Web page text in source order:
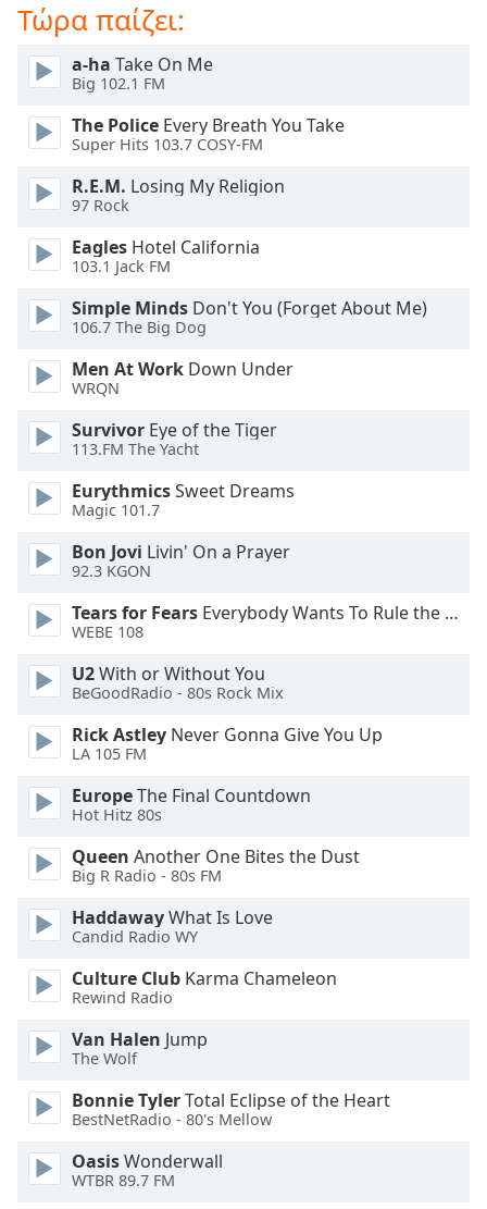
dialog
window.
cancel
close
window.
Color
Opacity
Color
Opacity
Caption
Area
Background
Color
Opacity
Font
Edge
Family
Reset
Done
Close
Modal
Dialog
Τώρα παίζει:
a-ha Take On Me
Big 102.1 FM
The Police Every Breath You Take
Super Hits 103.7 COSY-FM
R.E.M. Losing My Religion
97 Rock
Eagles Hotel California
103.1 Jack FM
Simple Minds Don't You (Forget About Me)
106.7 The Big Dog
Men At Work Down Under
WRQN
Survivor Eye of the Tiger
113.FM The Yacht
EurythmicsSweet Dreams
Magic 101.7
Bon Jovi Livin' On a Prayer
92.3 KGON
Tears for Fears Everybody Wants To Rule the World
WEBE 108
U2With or Without You
BeGoodRadio - 80s Rock Mix
Rick Astley Never Gonna Give You Up
LA 105 FM
EuropeThe Final Countdown
Hot Hitz 80s
Queen Another One Bites the Dust
Big R Radio - 80s FM
HaddawayWhat Is Love
Candid Radio WY
Culture Club Karma Chameleon
Rewind Radio
Van Halen Jump
The Wolf
Bonnie TylerTotal Eclipse of the Heart
BestNetRadio - 80's Mellow
OasisWonderwall
WTBR 89.7 FM